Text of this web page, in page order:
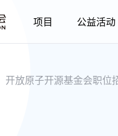
项目 公益活动
开放原子开源基金会职位